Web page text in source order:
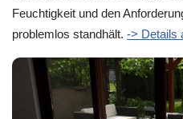
Feuchtigkeit und den
problemlos standhält. -> Details